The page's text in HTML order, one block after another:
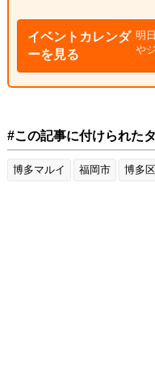
イベントカレンダ
ーを見る
明
や
#この記事に付けられた
博多マルイ 福岡市 博多区